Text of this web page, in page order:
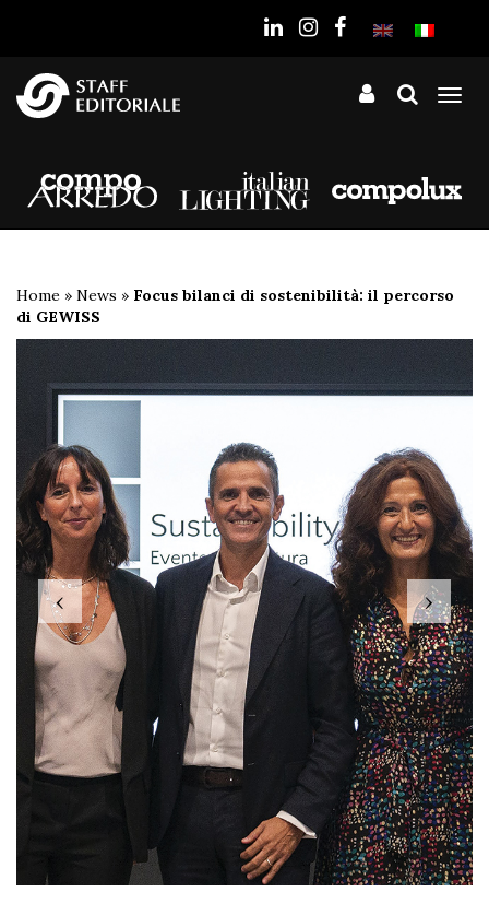
Home » News » Focus bilanci di sostenibilità: il percorso
di GEWISS
‹ ›